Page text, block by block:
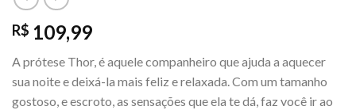
R$ 109,99
A prótese Thor, é aquele companheiro que ajuda a aquecer
sua noite e deixá-la mais feliz e relaxada. Com um tamanho
gostoso, e escroto, as sensações que ela te dá, faz você ir ao